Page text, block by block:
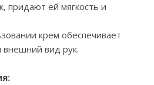
придают ей мягкость и
крем обеспечивает
вид рук.